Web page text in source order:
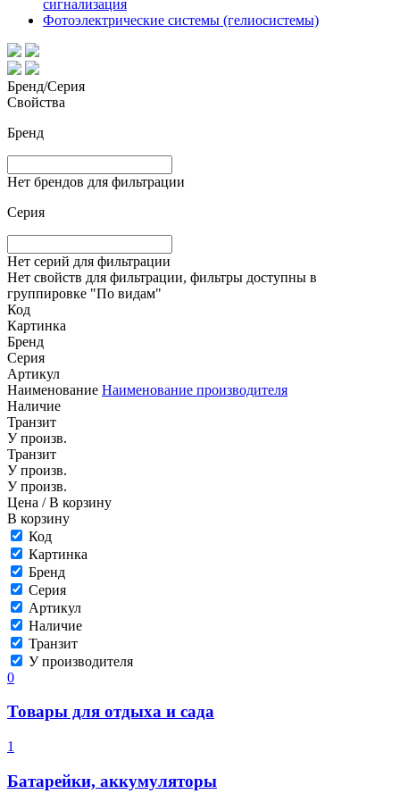
сигнализация
Фотоэлектрические системы (гелиосистемы)
Бренд/Серия
Свойства
Бренд
Нет брендов для фильтрации
Серия
Нет серий для фильтрации
Нет свойств для фильтрации, фильтры доступны в
группировке "По видам"
Код
Картинка
Бренд
Серия
Артикул
Наименование Наименование производителя
Наличие
Транзит
У произв.
Транзит
У произв.
У произв.
Цена / В корзину
В корзину
Код
Картинка
Бренд
Серия
Артикул
Наличие
Транзит
У производителя
0
Товары для отдыха и сада
1
Батарейки, аккумуляторы